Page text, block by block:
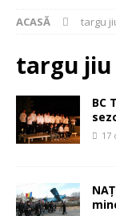
ACASĂ targu
targu jiu
BC
17